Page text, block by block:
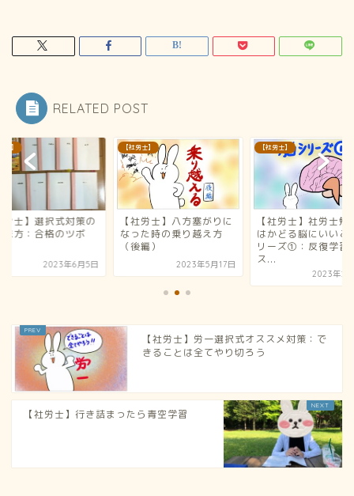
RELATED POST
士】
労士】選択式対策の
味方：合格のツボ
2023年6月5日
【社労士】
【社労士】八方塞がりに
なった時の乗り越え方
（後編）
2023年5月17日
【社労士】
【社労士】社労士勉
はかどる脳にいいこ
リーズ①：反復学習
ス...
2023年2
【社労士】労一選択式オススメ対策：で
きることは全てやり切ろう
【社労士】行き詰まったら青空学習